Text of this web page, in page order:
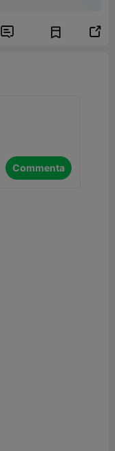
 
Commenta